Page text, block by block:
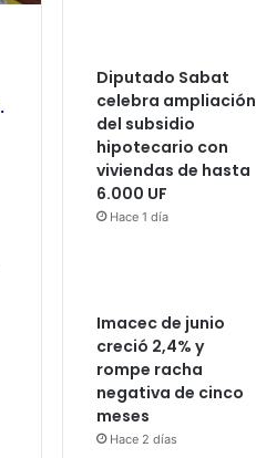
.
Diputado Sabat
celebra ampliación
del subsidio
hipotecario con
viviendas de hasta
6.000 UF
Hace 1 día
Imacec de junio
creció 2,4% y
rompe racha
negativa de cinco
meses
Hace 2 días